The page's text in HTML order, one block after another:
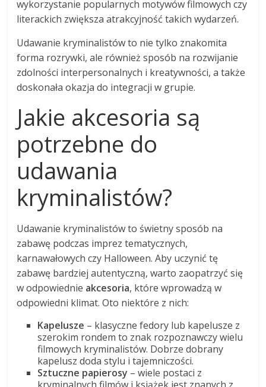
wykorzystanie popularnych motywów filmowych czy
literackich zwiększa atrakcyjność takich wydarzeń.
Udawanie kryminalistów to nie tylko znakomita
forma rozrywki, ale również sposób na rozwijanie
zdolności interpersonalnych i kreatywności, a także
doskonała okazja do integracji w grupie.
Jakie akcesoria są
potrzebne do
udawania
kryminalistów?
Udawanie kryminalistów to świetny sposób na
zabawę podczas imprez tematycznych,
karnawałowych czy Halloween. Aby uczynić tę
zabawę bardziej autentyczną, warto zaopatrzyć się
w odpowiednie akcesoria, które wprowadzą w
odpowiedni klimat. Oto niektóre z nich:
Kapelusze – klasyczne fedory lub kapelusze z
szerokim rondem to znak rozpoznawczy wielu
filmowych kryminalistów. Dobrze dobrany
kapelusz doda stylu i tajemniczości.
Sztuczne papierosy – wiele postaci z